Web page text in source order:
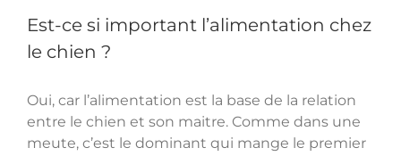
Est-ce si important l’alimentation chez
le chien ?
Oui, car l’alimentation est la base de la relation
entre le chien et son maitre. Comme dans une
meute, c’est le dominant qui mange le premier